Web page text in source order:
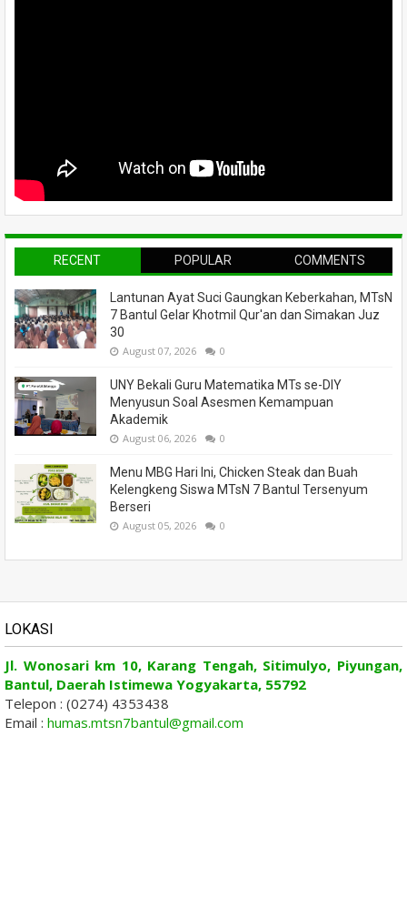
RECENT POPULAR COMMENTS
Lantunan Ayat Suci Gaungkan Keberkahan, MTsN
7 Bantul Gelar Khotmil Qur'an dan Simakan Juz
30
August 07, 2026 0
UNY Bekali Guru Matematika MTs se-DIY
Menyusun Soal Asesmen Kemampuan
Akademik
August 06, 2026 0
Menu MBG Hari Ini, Chicken Steak dan Buah
Kelengkeng Siswa MTsN 7 Bantul Tersenyum
Berseri
August 05, 2026 0
LOKASI
Jl. Wonosari km 10, Karang Tengah, Sitimulyo, Piyungan,
Bantul, Daerah Istimewa Yogyakarta, 55792
Telepon : (0274) 4353438
Email : humas.mtsn7bantul@gmail.com